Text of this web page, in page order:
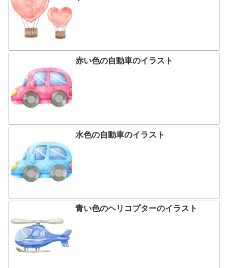
赤い色の自動車のイラスト
水色の自動車のイラスト
青い色のヘリコプターのイラスト